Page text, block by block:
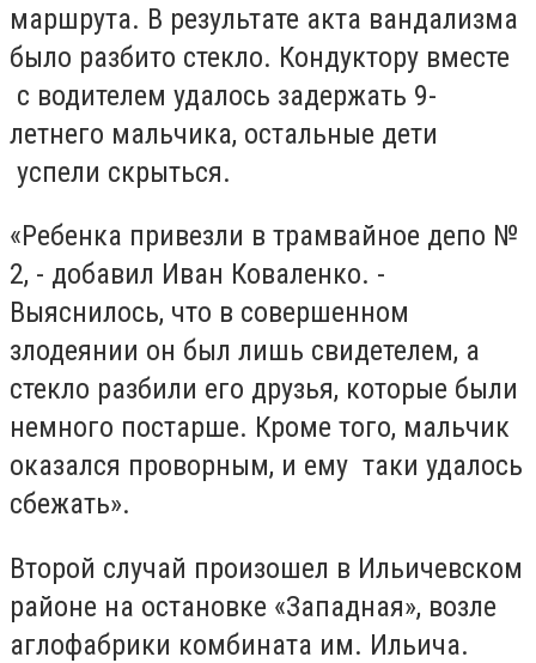
маршрута. В результате акта вандализма
было разбито стекло. Кондуктору вместе
с водителем удалось задержать 9-
летнего мальчика, остальные дети
успели скрыться.
«Ребенка привезли в трамвайное депо №
2, - добавил Иван Коваленко. -
Выяснилось, что в совершенном
злодеянии он был лишь свидетелем, а
стекло разбили его друзья, которые были
немного постарше. Кроме того, мальчик
оказался проворным, и ему таки удалось
сбежать».
Второй случай произошел в Ильичевском
районе на остановке «Западная», возле
аглофабрики комбината им. Ильича.